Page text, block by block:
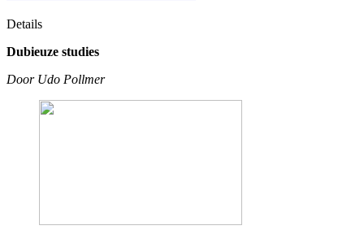
Details
Dubieuze studies
Door Udo Pollmer